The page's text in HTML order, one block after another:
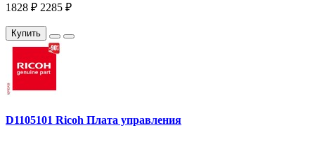
1828 ₽ 2285 ₽
Купить
D1105101 Ricoh Плата управления